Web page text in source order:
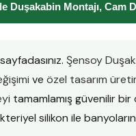
Duşakabin Montajı, Cam
Şensoy
ve özel tasarım
tamamlamış güvenilir
silikon ile